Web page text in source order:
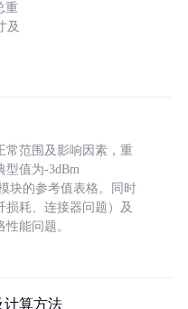
重
及
常范围及影响因素，重
型值为-3dBm
块的参考值表格。同时
耗、连接器问题）及
能问题。
计算方法